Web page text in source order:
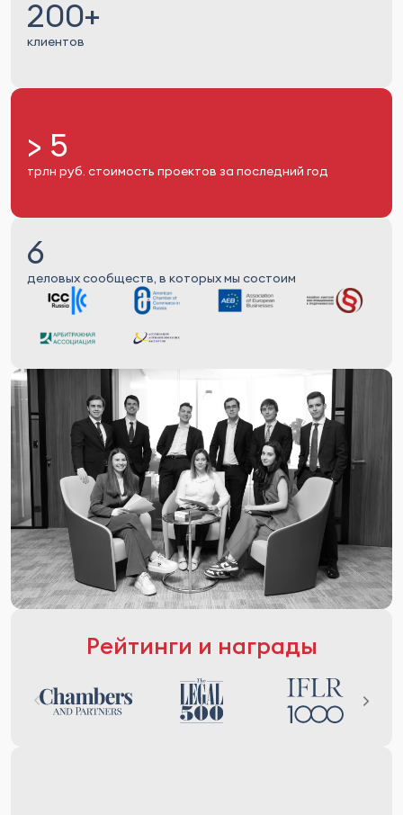
200+
клиентов
> 5
трлн руб. стоимость проектов за последний год
6
деловых сообществ, в которых мы состоим
Рейтинги и награды